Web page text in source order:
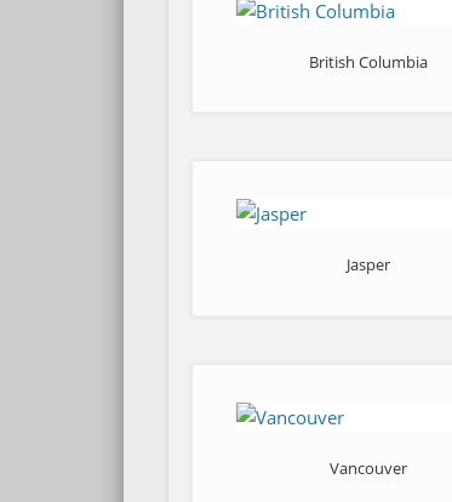
British Columbia
Jasper
Vancouver